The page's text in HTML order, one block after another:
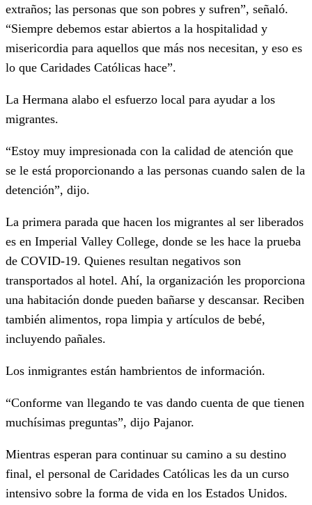
extraños; las personas que son pobres y sufren”, señaló.
“Siempre debemos estar abiertos a la hospitalidad y
misericordia para aquellos que más nos necesitan, y eso es
lo que Caridades Católicas hace”.
La Hermana alabo el esfuerzo local para ayudar a los
migrantes.
“Estoy muy impresionada con la calidad de atención que
se le está proporcionando a las personas cuando salen de la
detención”, dijo.
La primera parada que hacen los migrantes al ser liberados
es en Imperial Valley College, donde se les hace la prueba
de COVID-19. Quienes resultan negativos son
transportados al hotel. Ahí, la organización les proporciona
una habitación donde pueden bañarse y descansar. Reciben
también alimentos, ropa limpia y artículos de bebé,
incluyendo pañales.
Los inmigrantes están hambrientos de información.
“Conforme van llegando te vas dando cuenta de que tienen
muchísimas preguntas”, dijo Pajanor.
Mientras esperan para continuar su camino a su destino
final, el personal de Caridades Católicas les da un curso
intensivo sobre la forma de vida en los Estados Unidos.